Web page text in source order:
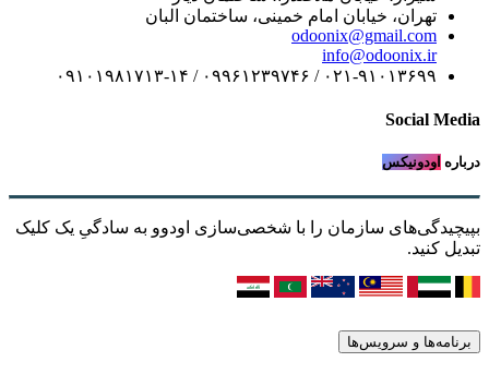
تهران، خیابان امام خمینی، ساختمان البان
odoonix@gmail.com
info@odoonix.ir
۰۲۱-۹۱۰۱۳۶۹۹ / ۰۹۹۶۱۲۳۹۷۴۶ / ۰۹۱۰۱۹۸۱۷۱۳-۱۴
Social Media
درباره اودونیکس
بپیچیدگی‌های سازمان را با شخصی‌سازی اودوو به سادگیِ یک کلیک
تبدیل کنید.
برنامه‌ها و سرویس‌ها